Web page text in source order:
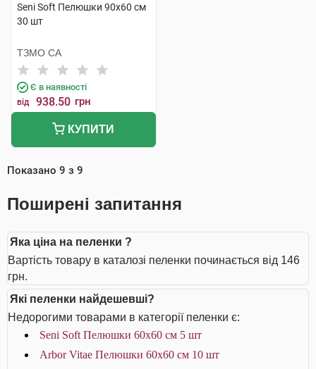
Seni Soft Пелюшки 90х60 см
30 шт
ТЗМО СА
Є в наявності
від 938.50 грн
КУПИТИ
Показано 9 з 9
Поширені запитання
Яка ціна на пеленки ?
Вартість товару в каталозі пеленки починається від 146
грн.
Які пеленки найдешевші?
Недорогими товарами в категорії пеленки є:
Seni Soft Пелюшки 60х60 см 5 шт
Arbor Vitae Пелюшки 60х60 см 10 шт